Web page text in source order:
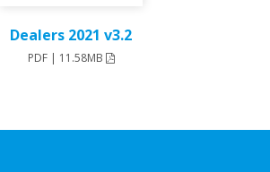
Dealers 2021 v3.2